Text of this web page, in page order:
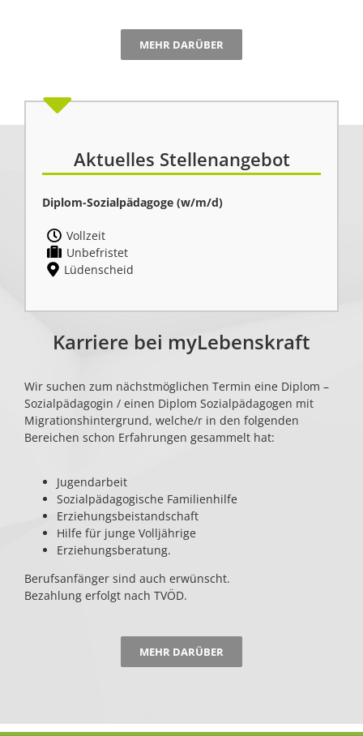
MEHR DARÜBER
Aktuelles Stellenangebot
Diplom-Sozialpädagoge (w/m/d)
Vollzeit
Unbefristet
Lüdenscheid
Karriere bei myLebenskraft
Wir suchen zum nächst­möglichen Termin eine Diplom –
Sozial­pädagogin / einen Diplom Sozial­pädagogen mit
Migrations­hintergrund, welche/r in den folgen­den
Bereichen schon Er­fahrungen gesammelt hat:
Jugen­darbeit
Sozial­pädago­gische Familien­hilfe
Erziehungs­beistandschaft
Hilfe für junge Volljährige
Erziehungs­beratung.
Berufs­anfänger sind auch erwünscht.
Bezahlung erfolgt nach TVÖD.
MEHR DARÜBER